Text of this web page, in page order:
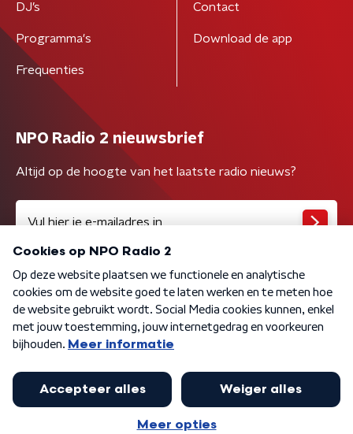
DJ’s
Programma's
Frequenties
Contact
Download de app
NPO Radio 2 nieuwsbrief
Altijd op de hoogte van het laatste radio nieuws?
Algemene voorwaarden